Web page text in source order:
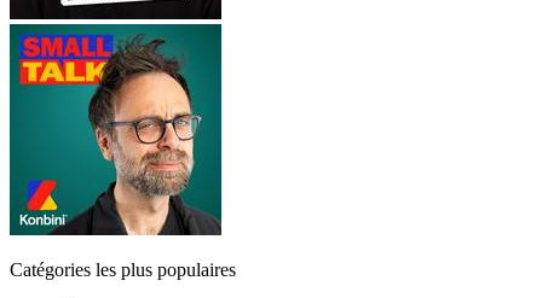
Catégories les plus populaires